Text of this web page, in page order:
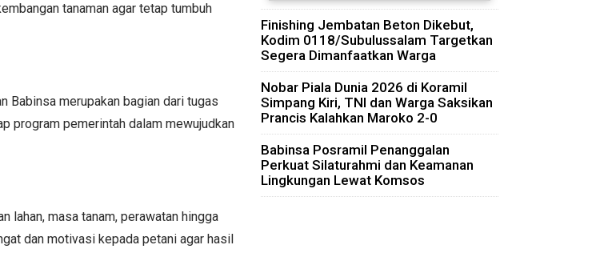
tanaman agar tetap tumbuh
Babinsa merupakan bagian dari tugas
program pemerintah dalam mewujudkan
lahan, masa tanam, perawatan hingga
dan motivasi kepada petani agar hasil
Finishing Jembatan Beton Dikebut,
Kodim 0118/Subulussalam Targetkan
Segera Dimanfaatkan Warga
Nobar Piala Dunia 2026 di Koramil
Simpang Kiri, TNI dan Warga Saksikan
Prancis Kalahkan Maroko 2-0
Babinsa Posramil Penanggalan
Perkuat Silaturahmi dan Keamanan
Lingkungan Lewat Komsos